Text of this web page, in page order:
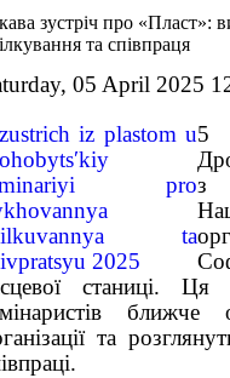
зустріч про «Пласт»:
та співпраця
05 April 2025
5
з
станиці.
ближче
та